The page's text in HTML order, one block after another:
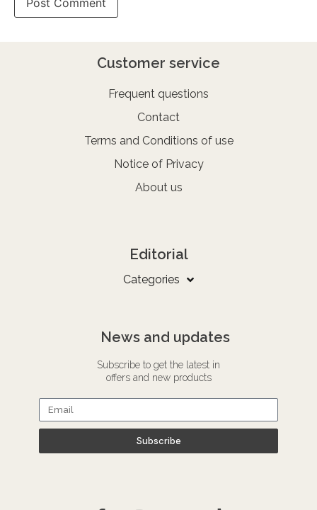
Customer service
Frequent questions
Contact
Terms and Conditions of use
Notice of Privacy
About us
Editorial
Categories
News and updates
Subscribe to get the latest in
offers and new products
Subscribe